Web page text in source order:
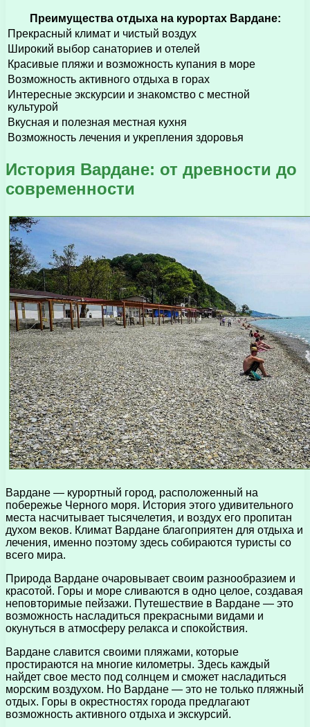
Преимущества отдыха на курортах Вардане:
Прекрасный климат и чистый воздух
Широкий выбор санаториев и отелей
Красивые пляжи и возможность купания в море
Возможность активного отдыха в горах
Интересные экскурсии и знакомство с местной
культурой
Вкусная и полезная местная кухня
Возможность лечения и укрепления здоровья
История Вардане: от древности до
современности
Вардане — курортный город, расположенный на
побережье Черного моря. История этого удивительного
места насчитывает тысячелетия, и воздух его пропитан
духом веков. Климат Вардане благоприятен для отдыха и
лечения, именно поэтому здесь собираются туристы со
всего мира.
Природа Вардане очаровывает своим разнообразием и
красотой. Горы и море сливаются в одно целое, создавая
неповторимые пейзажи. Путешествие в Вардане — это
возможность насладиться прекрасными видами и
окунуться в атмосферу релакса и спокойствия.
Вардане славится своими пляжами, которые
простираются на многие километры. Здесь каждый
найдет свое место под солнцем и сможет насладиться
морским воздухом. Но Вардане — это не только пляжный
отдых. Горы в окрестностях города предлагают
возможность активного отдыха и экскурсий.